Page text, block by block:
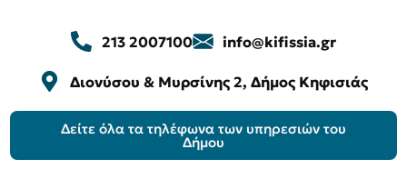
213 2007100 info@kifissia.gr
Διονύσου & Μυρσίνης 2, Δήμος Κηφισιάς
Δείτε όλα τα τηλέφωνα των υπηρεσιών του
Δήμου